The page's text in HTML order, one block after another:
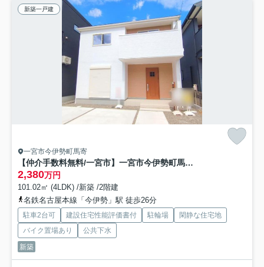
新築一戸建
一宮市今伊勢町馬寄
【仲介手数料無料/一宮市】一宮市今伊勢町馬寄第3 リーブルガーデン
2,380万円
101.02㎡ (4LDK) /新築 /2階建
名鉄名古屋本線「今伊勢」駅 徒歩26分
駐車2台可 建設住宅性能評価書付 駐輪場
閑静な住宅地
バイク置場あり
公共下水
新築